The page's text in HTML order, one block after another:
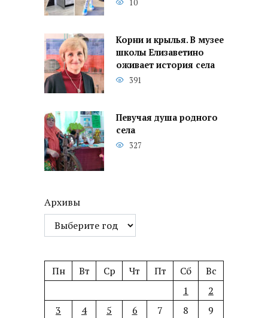
10
Корни и крылья. В музее
школы Елизаветино
оживает история села
391
Певучая душа родного
села
327
Архивы
Пн Вт Ср Чт Пт Сб
Вс
1
2
3
4 5 6 7 8
9